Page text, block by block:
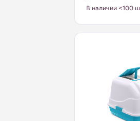
В наличии <100